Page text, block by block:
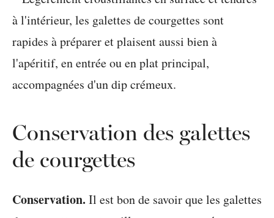
Conservation des galettes
de courgettes
Conservation. Il est bon de savoir que les galettes